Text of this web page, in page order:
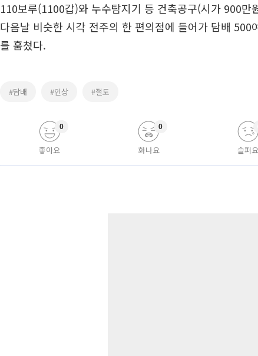
110보루(1100갑)와 누수탐지기 등 건축공구(시가 900만
다음날 비슷한 시각 전주의 한 편의점에 들어가 담배 500
를 훔쳤다.
#담배 #인상 #절도
좋아요
0
화나요
0
슬퍼요